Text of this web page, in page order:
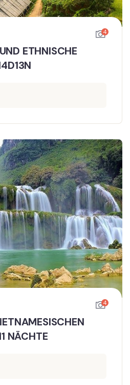
4
ETHNISCHE
4
NÄCHTE